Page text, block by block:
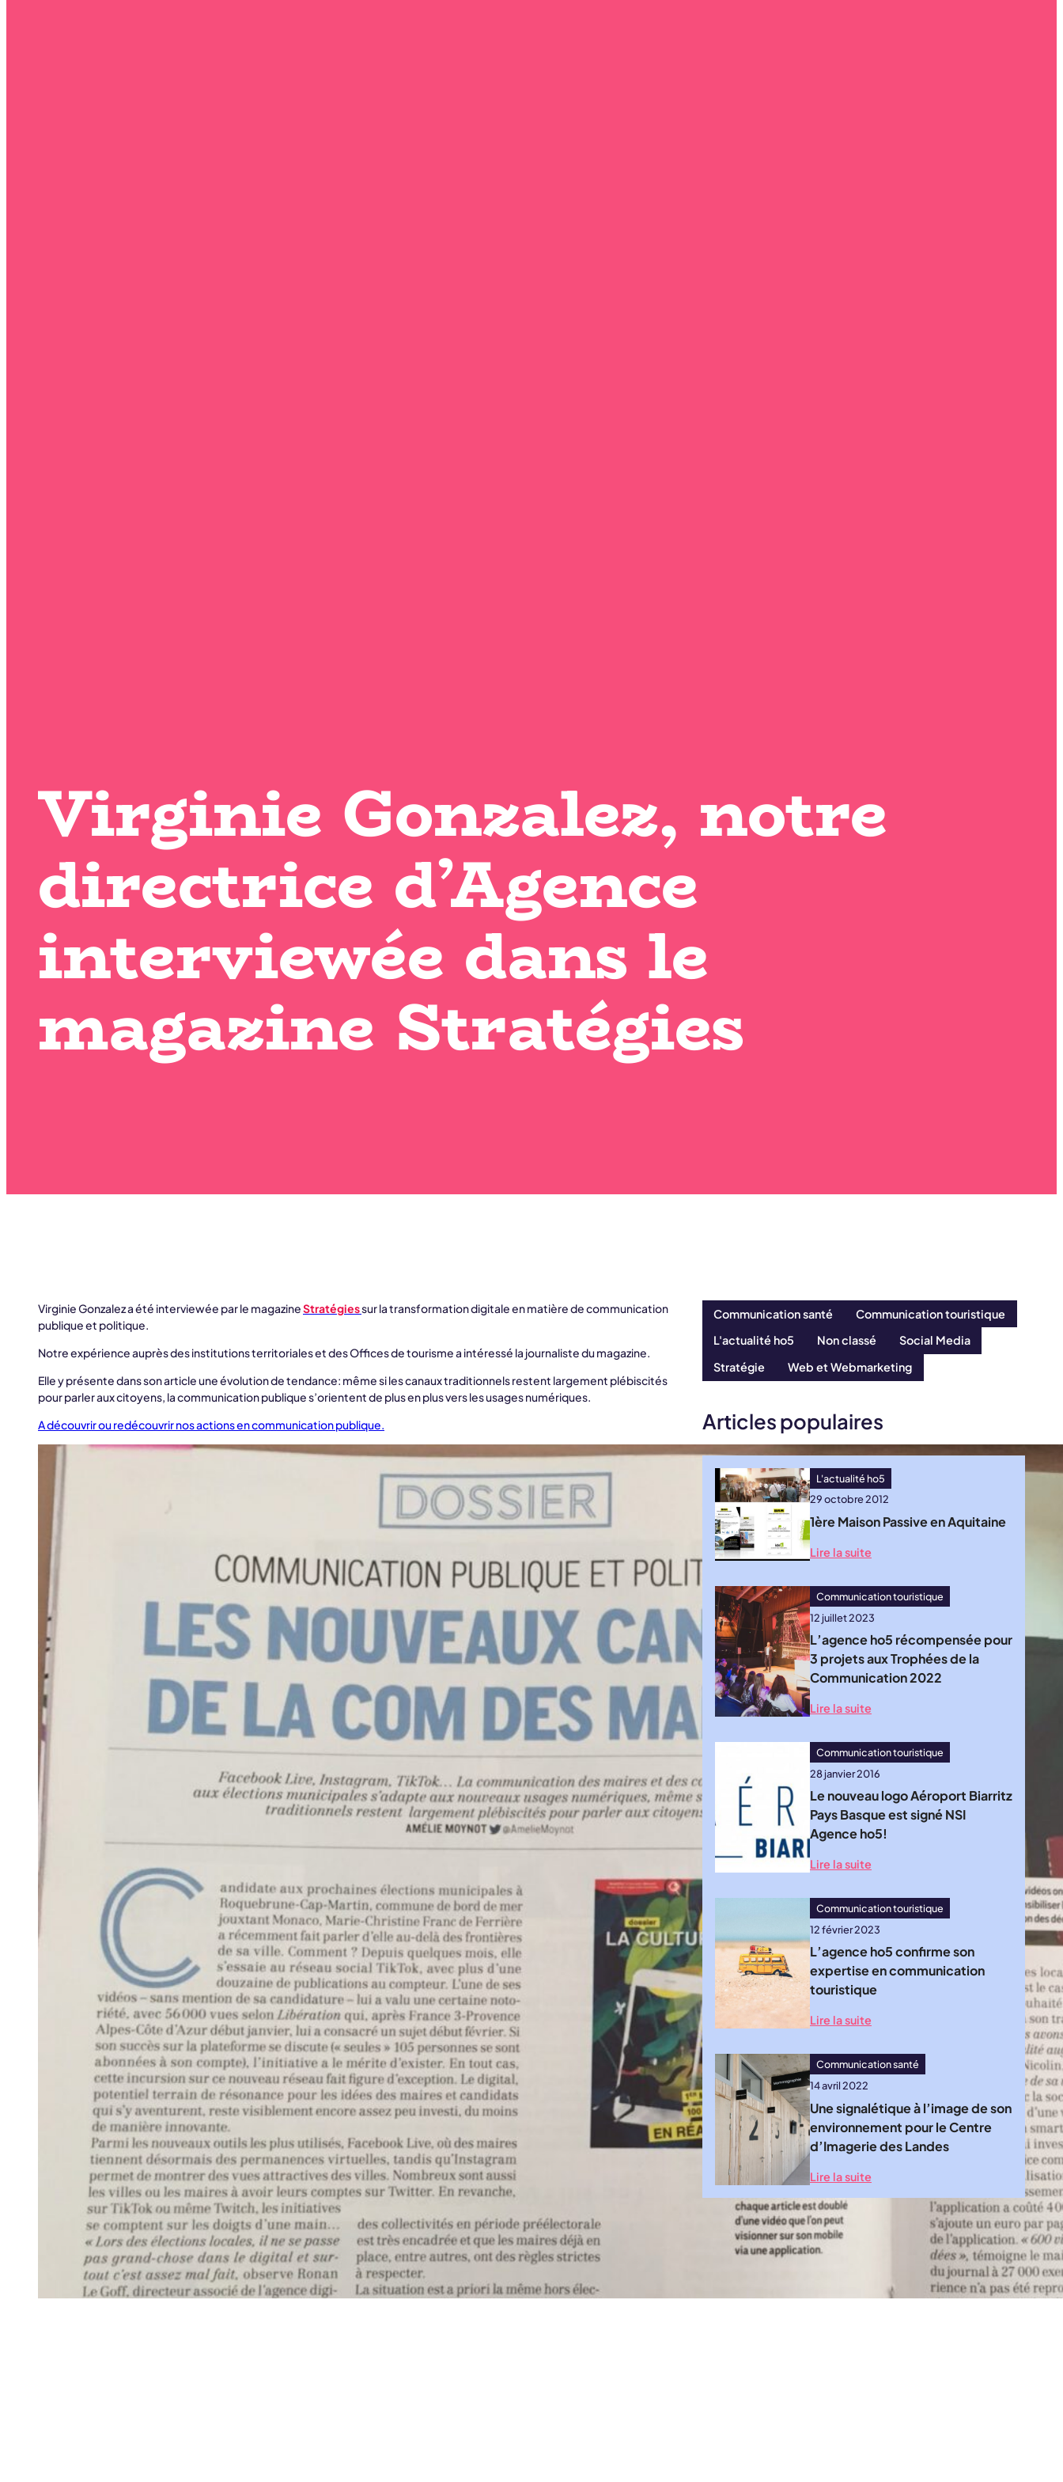
Virginie Gonzalez, notre
directrice d’Agence
interviewée dans le
magazine Stratégies
Virginie Gonzalez a été interviewée par le magazineStratégiessur la transformation digitale en matière de communication
publique et politique.
Notre expérience auprès des institutions territoriales et des Offices de tourisme a intéressé la journaliste du magazine.
Elle y présente dans son article une évolution de tendance: même si les canaux traditionnels restent largement plébiscités
pour parler aux citoyens, la communication publique s’orientent de plus en plus vers les usages numériques.
A découvrir ou redécouvrir nos actions en communication publique.
Communication santé
Communication touristique
L'actualité ho5
Non classé
Social Media
Stratégie
Web et Webmarketing
Articles populaires
L'actualité ho5
29 octobre 2012
1ère Maison Passive en Aquitaine
Lire la suite
Communication touristique
12 juillet 2023
L’agence ho5 récompensée pour
3 projets aux Trophées de la
Communication 2022
Lire la suite
Communication touristique
28 janvier 2016
Le nouveau logo Aéroport Biarritz
Pays Basque est signé NSI
Agence ho5!
Lire la suite
Communication touristique
12 février 2023
L’agence ho5 confirme son
expertise en communication
touristique
Lire la suite
Communication santé
14 avril 2022
Une signalétique à l’image de son
environnement pour le Centre
d’Imagerie des Landes
Lire la suite